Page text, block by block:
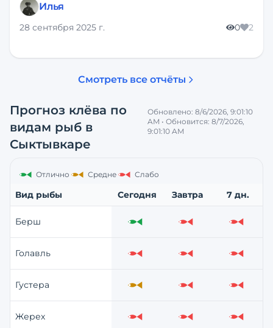
Илья
28 сентября 2025 г. 0 2
Смотреть все отчёты
Прогноз клёва по
видам рыб в
Сыктывкаре
Обновлено: 8/6/2026, 9:01:10
AM • Обновится: 8/7/2026,
9:01:10 AM
Отлично Средне Слабо
Вид рыбы Сегодня Завтра 7 дн.
Берш Отлично Слабо Слабо
Голавль Слабо Слабо Слабо
Густера Средне Слабо Слабо
Жерех Слабо Слабо Слабо